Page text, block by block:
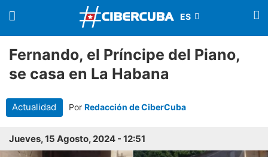
Fernando, el Príncipe del Piano,
se casa en La Habana
Actualidad Por Redacción de CiberCuba
Jueves, 15 Agosto, 2024 - 12:51